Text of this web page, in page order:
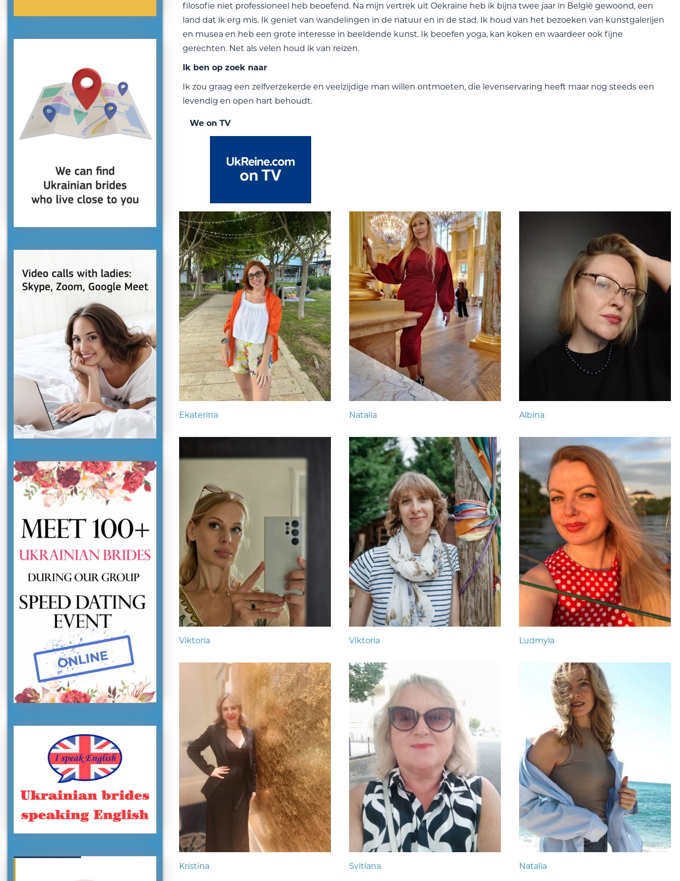
filosofie niet professioneel heb beoefend. Na mijn vertrek uit Oekraïne heb ik bijna twee jaar in België gewoond, een
land dat ik erg mis. Ik geniet van wandelingen in de natuur en in de stad. Ik houd van het bezoeken van kunstgalerijen
en musea en heb een grote interesse in beeldende kunst. Ik beoefen yoga, kan koken en waardeer ook fijne
gerechten. Net als velen houd ik van reizen.
Ik ben op zoek naar
Ik zou graag een zelfverzekerde en veelzijdige man willen ontmoeten, die levenservaring heeft maar nog steeds een
levendig en open hart behoudt.
We on TV
Ekaterina Natalia Albina
Viktoria Viktoria Ludmyla
Kristina Svitlana Natalia